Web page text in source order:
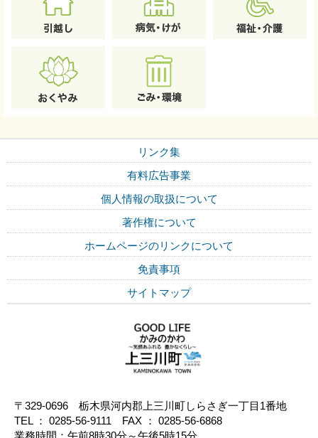
リンク集
有料広告事業
個人情報の取扱について
著作権について
ホームページのリンクについて
免責事項
サイトマップ
〒329-0696 栃木県河内郡上三川町しらさぎ一丁目1番地
TEL ： 0285-56-9111 FAX ： 0285-56-6868
業務時間：午前8時30分～午後5時15分